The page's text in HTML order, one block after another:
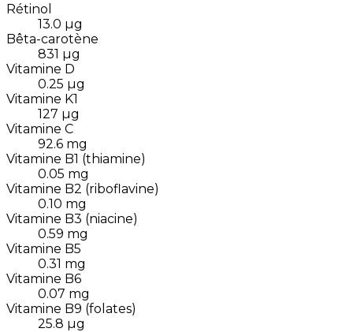
Rétinol
13.0 µg
Bêta-carotène
831 µg
Vitamine D
0.25 µg
Vitamine K1
127 µg
Vitamine C
92.6 mg
Vitamine B1 (thiamine)
0.05 mg
Vitamine B2 (riboflavine)
0.10 mg
Vitamine B3 (niacine)
0.59 mg
Vitamine B5
0.31 mg
Vitamine B6
0.07 mg
Vitamine B9 (folates)
25.8 µg